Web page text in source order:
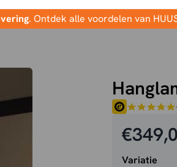
. Ontdek alle voordelen van
€
Variatie